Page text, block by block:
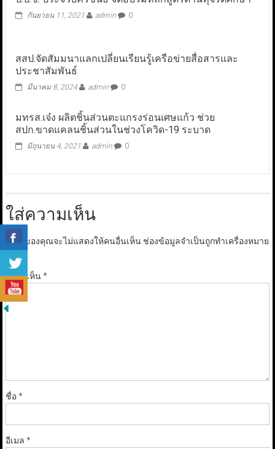
กันยายน 11, 2021 admin 0
สสป.จัดสัมมนาแลกเปลี่ยนเรียนรู้เครือข่ายสื่อสารและ
ประชาสัมพันธ์
มีนาคม 8, 2024 admin 0
มทรส.เจ๋ง ผลิตชิ้นส่วนตะแกรงร่อนเศษแก้ว ช่วย
สปก.ขาดแคลนชิ้นส่วนในช่วงโควิด-19 ระบาด
มิถุนายน 4, 2021 admin 0
ใส่ความเห็น
อีเมลของคุณจะไม่แสดงให้คนอื่นเห็น ช่องข้อมูลจำเป็นถูกทำเครื่องหมาย
ความเห็น*
ชื่อ*
อีเมล *